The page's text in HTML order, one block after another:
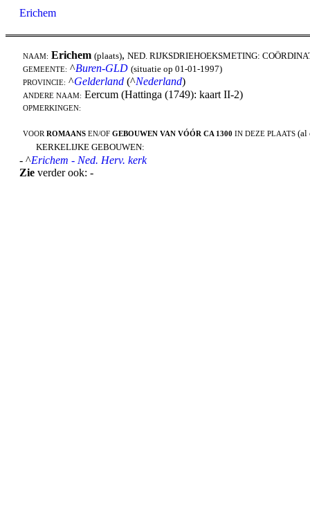
Erichem
NAAM: Erichem (plaats), NED. RIJKSDRIEHOEKSMETING:
GEMEENTE: ^Buren-GLD (situatie op 01-01-1997)
PROVINCIE: ^Gelderland (^Nederland)
ANDERE NAAM: Eercum (Hattinga (1749): kaart II-2)
OPMERKINGEN:
VOOR ROMAANS EN/OF GEBOUWEN VAN VÓÓR CA 1300 IN DEZE PLAATS (al
KERKELIJKE GEBOUWEN:
- ^Erichem - Ned. Herv. kerk
Zie verder ook: -